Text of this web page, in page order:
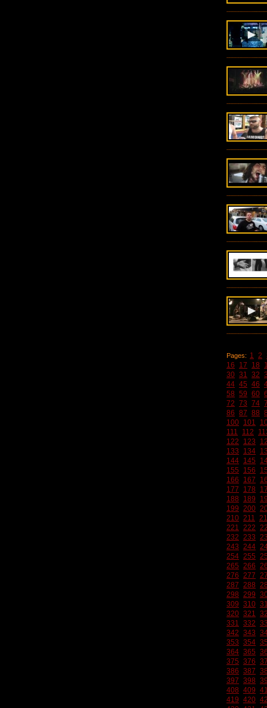
Pages: 1 2
16
17 18
30 31 32
44 45 46
58 59 60
72 73 74
86 87 88
100 101
111
112
122
123
133
134
144 145
155
156
166
167
177
178
188
189
199 200
210 211
221 222
232 233
243 244
254 255
265 266
276 277
287 288
298 299
309 310
320 321
331 332
342 343
353 354
364 365
375 376
386 387
397 398
408 409
419 420